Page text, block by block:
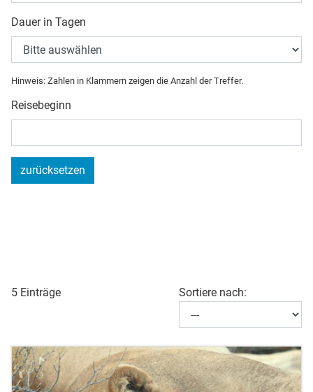
Dauer in Tagen
Hinweis: Zahlen in Klammern zeigen die Anzahl der Treffer.
Reisebeginn
zurücksetzen
5 Einträge Sortiere nach: